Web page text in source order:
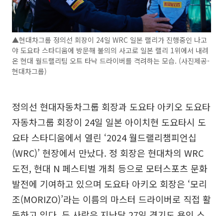
▲현대차그룹 정의선 회장이 24일 WRC 일본 랠리가 진행중인 나고
야 도요타 스타디움에 방문해 불의의 사고로 일본 랠리 1위에서 내려
온 현대 월드랠리팀 오트 타낙 드라이버를 격려하는 모습. (사진제공-
현대차그룹)
정의선 현대자동차그룹 회장과 도요타 아키오 도요타
자동차그룹 회장이 24일 일본 아이치현 도요타시 도
요타 스타디움에서 열린 ‘2024 월드랠리챔피언십
(WRC)’ 현장에서 만났다. 정 회장은 현대차의 WRC
도전, 현대 N 페스티벌 개최 등으로 모터스포츠 문화
발전에 기여하고 있으며 도요타 아키오 회장은 ‘모리
조(MORIZO)’라는 이름의 마스터 드라이버로 직접 활